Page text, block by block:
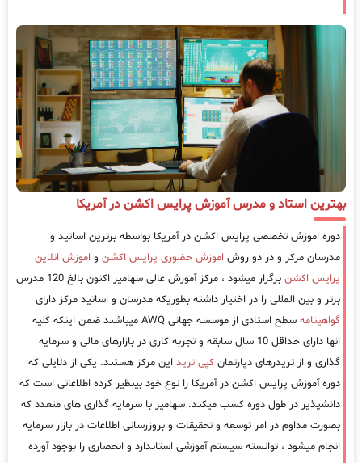
بهترین استاد و مدرس آموزش پرایس اکشن در آمریکا
دوره اموزش تخصصی پرایس اکشن در آمریکا بواسطه برترین اساتید و
مدرسان مرکز و در دو روش اموزش حضوری پرایس اکشن و اموزش انلاین
پرایس اکشن
برگزار میشود ، مرکز آموزش عالی سهامیر اکنون بالغ 120 مدرس
برتر و بین المللی را در اختیار داشته بطوریکه مدرسان و اساتید مرکز دارای
گواهینامه
سطح استادی از موسسه جهانی AWQ میباشند ضمن اینکه کلیه
انها دارای حداقل 10 سال سابقه و تجربه کاری در بازارهای مالی و سرمایه
گذاری و از تریدرهای دپارتمان کپی ترید این مرکز هستند. یکی از دلایلی که
دوره آموزش پرایس اکشن در آمریکا را نوع خود بینظیر کرده اطلاعاتی است که
دانشپذیر در طول دوره کسب میکند. سهامیر با سرمایه گذاری های متعدد که
بصورت مداوم در امر توسعه و تحقیقات و بروزرسانی اطلاعات در بازار سرمایه
انجام میشود ، توانسته سیستم آموزشی استاندارد و انحصاری را بوجود آورده